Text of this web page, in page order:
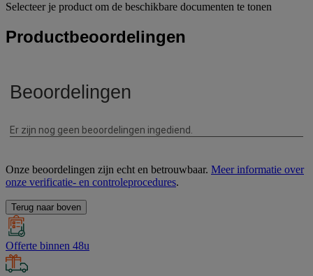
Selecteer je product om de beschikbare documenten te tonen
Productbeoordelingen
Onze beoordelingen zijn echt en betrouwbaar. Meer informatie over
onze verificatie- en controleprocedures.
Terug naar boven
Offerte binnen 48u